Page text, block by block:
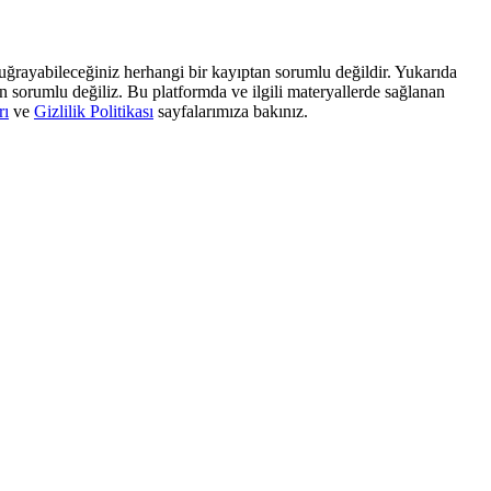
herhangi bir kayıptan sorumlu değildir. Yukarıda
değiliz. Bu platformda ve ilgili materyallerde sağlanan
ve Gizlilik Politikası sayfalarımıza bakınız.